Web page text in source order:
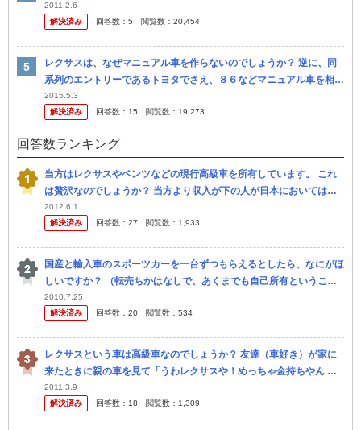
2011.2.6
解決済み
回答数： 5 閲覧数： 20,454
レクサスは、なぜマニュアル車を作らないのでしょうか？ 逆に、同
系列のエントリーであるトヨタでさえ、８６などマニュアル車を相応
に作りますが （とはいえ、松田などの玄人メーカーに比べるとトヨ
タはマニ...
2015.5.3
解決済み
回答数： 15 閲覧数： 19,273
回答数ランキング
当方はレクサスやベンツなどの現行高級車を所有しています。 これ
は贅沢なのでしょうか？ 当方より収入が下の人が日本においては圧
倒的に多いので気になりました。 もちろん日本人の平均所得からす
れば高い...
2012.6.1
解決済み
回答数： 27 閲覧数： 1,933
国産と輸入車のスポーツカーを一台ずつもらえるとしたら、なにがほ
しいですか？ （転売ちかはなしで、あくまでも自己所有ということ
で）
2010.7.25
解決済み
回答数： 20 閲覧数： 534
レクサスという車は高級車なのでしょうか？ 友達（車好き）が家に
来たときに親の車を見て「うわレクサスや！めっちゃ金持ちやん 羨
ましいなぁ」とか言われました。 僕は車に興味がないので分らない
のですが、 実
2011.3.9
解決済み
回答数： 18 閲覧数： 1,309